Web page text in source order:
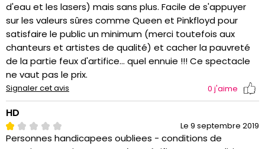
d'eau et les lasers) mais sans plus. Facile de s'appuyer
sur les valeurs sûres comme Queen et Pinkfloyd pour
satisfaire le public un minimum (merci toutefois aux
chanteurs et artistes de qualité) et cacher la pauvreté
de la partie feux d'artifice... quel ennuie !!! Ce spectacle
ne vaut pas le prix.
Signaler cet avis 0 j'aime
HD
Le 9 septembre 2019
Personnes handicapees oubliees - conditions de